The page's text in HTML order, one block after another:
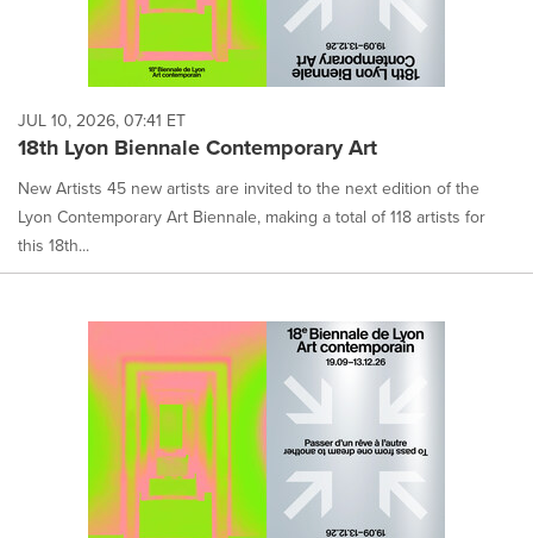
JUL 10, 2026, 07:41 ET
18th Lyon Biennale Contemporary Art
New Artists 45 new artists are invited to the next edition of the
Lyon Contemporary Art Biennale, making a total of 118 artists for
this 18th...